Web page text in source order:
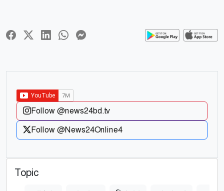
Follow @news24bd.tv
Follow @News24Online4
Topic